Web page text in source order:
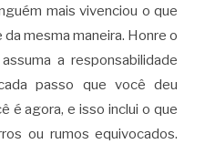
mais vivenciou o que
mesma maneira. Honre o
a responsabilidade
passo que você deu
é agora, e isso inclui o que
ou rumos equivocados.